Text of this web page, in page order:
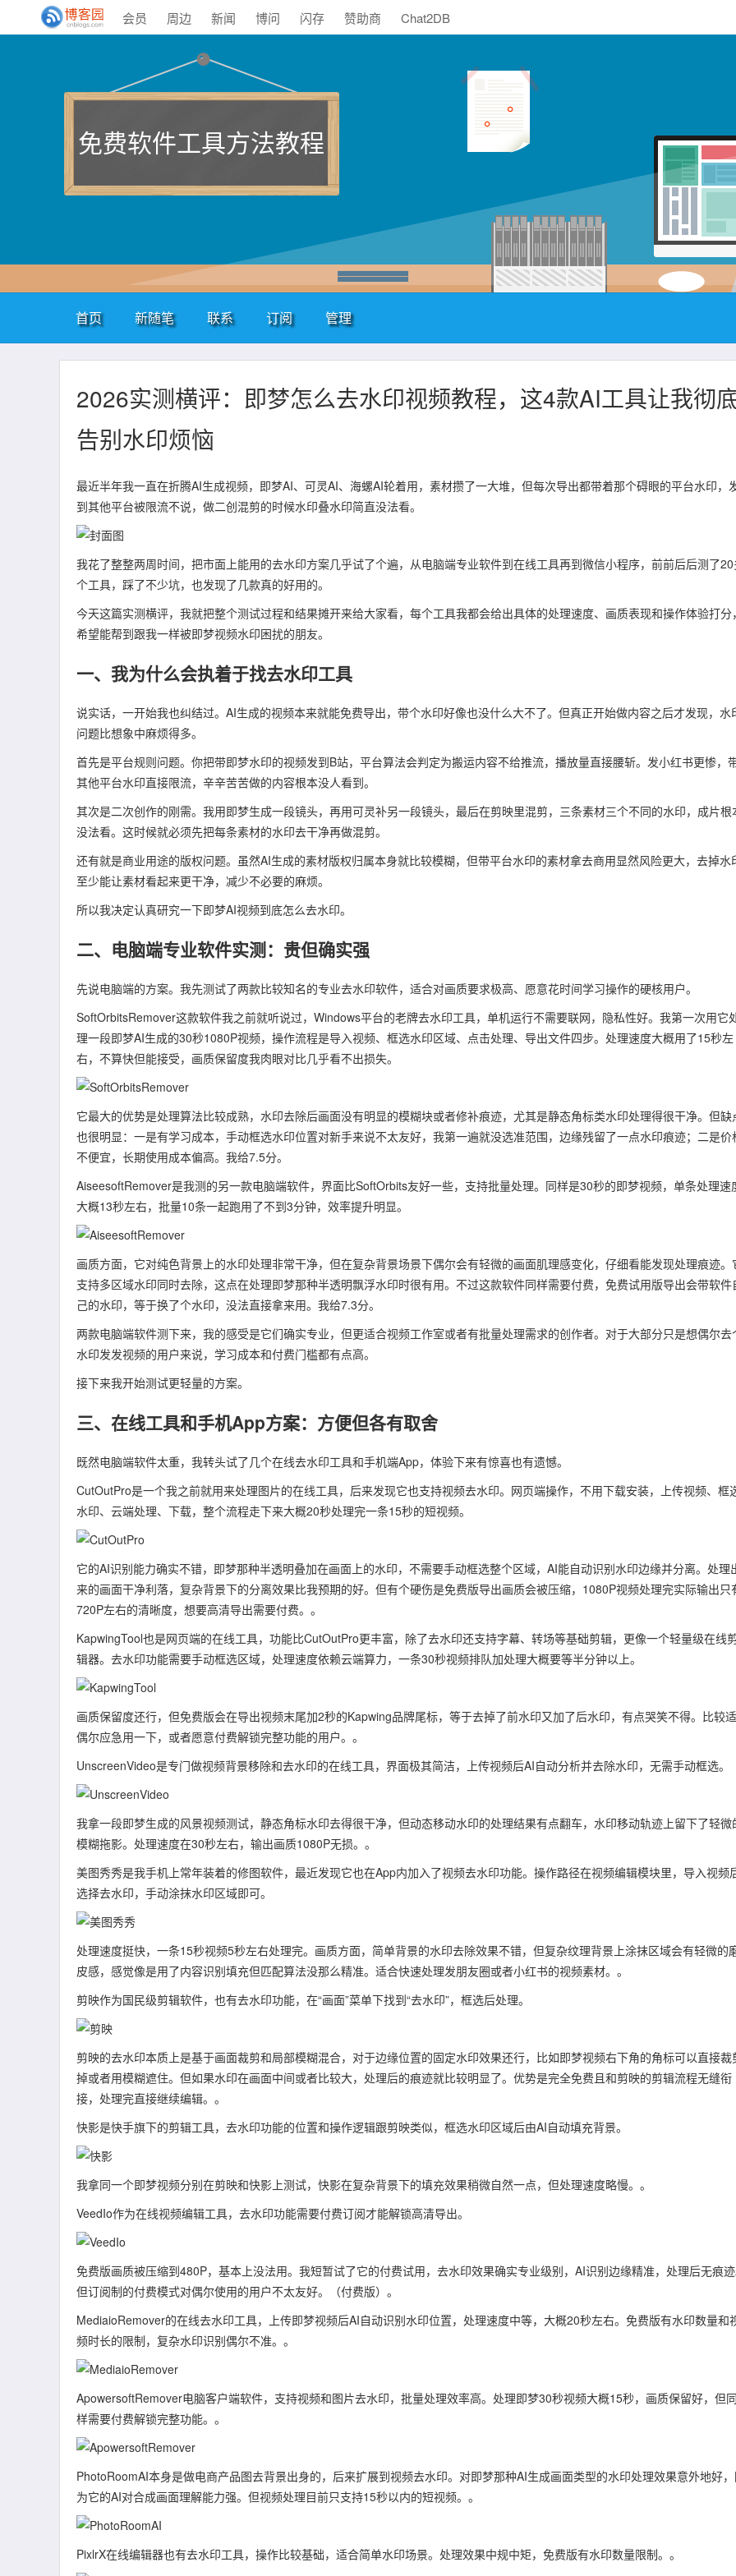
会员 周边 新闻 博问 闪存 赞助商 Chat2DB
免费软件工具方法教程
首页 新随笔 联系 订阅 管理
2026实测横评：即梦怎么去水印视频教程，这4款AI工具让我彻
告别水印烦恼
最近半年我一直在折腾AI生成视频，即梦AI、可灵AI、海螺AI轮着用，素材攒了一大堆，但每次导出都带着那个碍眼的平台水印，
到其他平台被限流不说，做二创混剪的时候水印叠水印简直没法看。
我花了整整两周时间，把市面上能用的去水印方案几乎试了个遍，从电脑端专业软件到在线工具再到微信小程序，前前后后测了20
个工具，踩了不少坑，也发现了几款真的好用的。
今天这篇实测横评，我就把整个测试过程和结果摊开来给大家看，每个工具我都会给出具体的处理速度、画质表现和操作体验打分，
希望能帮到跟我一样被即梦视频水印困扰的朋友。
一、我为什么会执着于找去水印工具
说实话，一开始我也纠结过。AI生成的视频本来就能免费导出，带个水印好像也没什么大不了。但真正开始做内容之后才发现，水
问题比想象中麻烦得多。
首先是平台规则问题。你把带即梦水印的视频发到B站，平台算法会判定为搬运内容不给推流，播放量直接腰斩。发小红书更惨，
其他平台水印直接限流，辛辛苦苦做的内容根本没人看到。
其次是二次创作的刚需。我用即梦生成一段镜头，再用可灵补另一段镜头，最后在剪映里混剪，三条素材三个不同的水印，成片根
没法看。这时候就必须先把每条素材的水印去干净再做混剪。
还有就是商业用途的版权问题。虽然AI生成的素材版权归属本身就比较模糊，但带平台水印的素材拿去商用显然风险更大，去掉水
至少能让素材看起来更干净，减少不必要的麻烦。
所以我决定认真研究一下即梦AI视频到底怎么去水印。
二、电脑端专业软件实测：贵但确实强
先说电脑端的方案。我先测试了两款比较知名的专业去水印软件，适合对画质要求极高、愿意花时间学习操作的硬核用户。
SoftOrbitsRemover这款软件我之前就听说过，Windows平台的老牌去水印工具，单机运行不需要联网，隐私性好。我第一次用它
理一段即梦AI生成的30秒1080P视频，操作流程是导入视频、框选水印区域、点击处理、导出文件四步。处理速度大概用了15秒左
右，不算快但能接受，画质保留度我肉眼对比几乎看不出损失。
它最大的优势是处理算法比较成熟，水印去除后画面没有明显的模糊块或者修补痕迹，尤其是静态角标类水印处理得很干净。但缺
也很明显：一是有学习成本，手动框选水印位置对新手来说不太友好，我第一遍就没选准范围，边缘残留了一点水印痕迹；二是价
不便宜，长期使用成本偏高。我给7.5分。
AiseesoftRemover是我测的另一款电脑端软件，界面比SoftOrbits友好一些，支持批量处理。同样是30秒的即梦视频，单条处理速
大概13秒左右，批量10条一起跑用了不到3分钟，效率提升明显。
画质方面，它对纯色背景上的水印处理非常干净，但在复杂背景场景下偶尔会有轻微的画面肌理感变化，仔细看能发现处理痕迹。
支持多区域水印同时去除，这点在处理即梦那种半透明飘浮水印时很有用。不过这款软件同样需要付费，免费试用版导出会带软件
己的水印，等于换了个水印，没法直接拿来用。我给7.3分。
两款电脑端软件测下来，我的感受是它们确实专业，但更适合视频工作室或者有批量处理需求的创作者。对于大部分只是想偶尔去
水印发发视频的用户来说，学习成本和付费门槛都有点高。
接下来我开始测试更轻量的方案。
三、在线工具和手机App方案：方便但各有取舍
既然电脑端软件太重，我转头试了几个在线去水印工具和手机端App，体验下来有惊喜也有遗憾。
CutOutPro是一个我之前就用来处理图片的在线工具，后来发现它也支持视频去水印。网页端操作，不用下载安装，上传视频、框
水印、云端处理、下载，整个流程走下来大概20秒处理完一条15秒的短视频。
它的AI识别能力确实不错，即梦那种半透明叠加在画面上的水印，不需要手动框选整个区域，AI能自动识别水印边缘并分离。处理
来的画面干净利落，复杂背景下的分离效果比我预期的好。但有个硬伤是免费版导出画质会被压缩，1080P视频处理完实际输出只
720P左右的清晰度，想要高清导出需要付费。。
KapwingTool也是网页端的在线工具，功能比CutOutPro更丰富，除了去水印还支持字幕、转场等基础剪辑，更像一个轻量级在线
辑器。去水印功能需要手动框选区域，处理速度依赖云端算力，一条30秒视频排队加处理大概要等半分钟以上。
画质保留度还行，但免费版会在导出视频末尾加2秒的Kapwing品牌尾标，等于去掉了前水印又加了后水印，有点哭笑不得。比较
偶尔应急用一下，或者愿意付费解锁完整功能的用户。。
UnscreenVideo是专门做视频背景移除和去水印的在线工具，界面极其简洁，上传视频后AI自动分析并去除水印，无需手动框选。
我拿一段即梦生成的风景视频测试，静态角标水印去得很干净，但动态移动水印的处理结果有点翻车，水印移动轨迹上留下了轻微
模糊拖影。处理速度在30秒左右，输出画质1080P无损。。
美图秀秀是我手机上常年装着的修图软件，最近发现它也在App内加入了视频去水印功能。操作路径在视频编辑模块里，导入视频
选择去水印，手动涂抹水印区域即可。
处理速度挺快，一条15秒视频5秒左右处理完。画质方面，简单背景的水印去除效果不错，但复杂纹理背景上涂抹区域会有轻微的
皮感，感觉像是用了内容识别填充但匹配算法没那么精准。适合快速处理发朋友圈或者小红书的视频素材。。
剪映作为国民级剪辑软件，也有去水印功能，在“画面”菜单下找到“去水印”，框选后处理。
剪映的去水印本质上是基于画面裁剪和局部模糊混合，对于边缘位置的固定水印效果还行，比如即梦视频右下角的角标可以直接裁
掉或者用模糊遮住。但如果水印在画面中间或者比较大，处理后的痕迹就比较明显了。优势是完全免费且和剪映的剪辑流程无缝衔
接，处理完直接继续编辑。。
快影是快手旗下的剪辑工具，去水印功能的位置和操作逻辑跟剪映类似，框选水印区域后由AI自动填充背景。
我拿同一个即梦视频分别在剪映和快影上测试，快影在复杂背景下的填充效果稍微自然一点，但处理速度略慢。。
VeedIo作为在线视频编辑工具，去水印功能需要付费订阅才能解锁高清导出。
免费版画质被压缩到480P，基本上没法用。我短暂试了它的付费试用，去水印效果确实专业级别，AI识别边缘精准，处理后无痕迹
但订阅制的付费模式对偶尔使用的用户不太友好。（付费版）。
MediaioRemover的在线去水印工具，上传即梦视频后AI自动识别水印位置，处理速度中等，大概20秒左右。免费版有水印数量和
频时长的限制，复杂水印识别偶尔不准。。
ApowersoftRemover电脑客户端软件，支持视频和图片去水印，批量处理效率高。处理即梦30秒视频大概15秒，画质保留好，但同
样需要付费解锁完整功能。。
PhotoRoomAI本身是做电商产品图去背景出身的，后来扩展到视频去水印。对即梦那种AI生成画面类型的水印处理效果意外地好
为它的AI对合成画面理解能力强。但视频处理目前只支持15秒以内的短视频。。
PixlrX在线编辑器也有去水印工具，操作比较基础，适合简单水印场景。处理效果中规中矩，免费版有水印数量限制。。